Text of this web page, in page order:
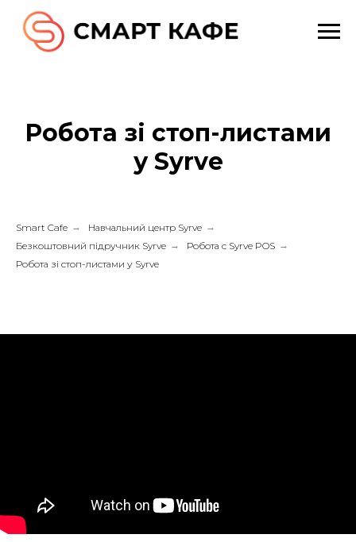
Робота зі стоп-листами
у Syrve
Smart Cafe → Навчальний центр Syrve →
Безкоштовний підручник Syrve → Робота с Syrve POS →
Робота зі стоп-листами у Syrve